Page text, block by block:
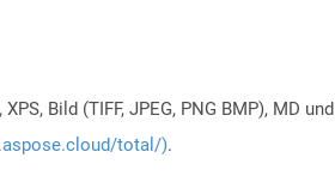
Bild (TIFF, JPEG, PNG BMP), MD und
total/).